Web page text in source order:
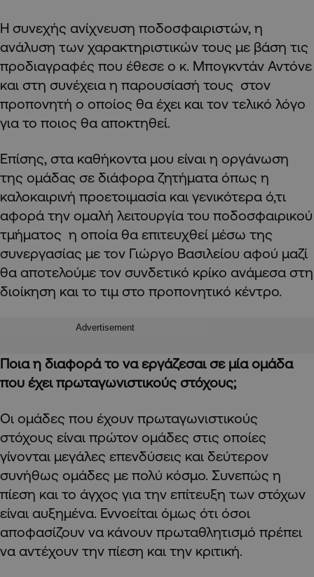
Η συνεχής ανίχνευση ποδοσφαιριστών, η
ανάλυση των χαρακτηριστικών τους με βάση τις
προδιαγραφές που έθεσε ο κ. Μπογκντάν Αντόνε
και στη συνέχεια η παρουσίασή τους στον
προπονητή ο οποίος θα έχει και τον τελικό λόγο
για το ποιος θα αποκτηθεί.
Επίσης, στα καθήκοντα μου είναι η οργάνωση
της ομάδας σε διάφορα ζητήματα όπως η
καλοκαιρινή προετοιμασία και γενικότερα ό,τι
αφορά την ομαλή λειτουργία του ποδοσφαιρικού
τμήματος η οποία θα επιτευχθεί μέσω της
συνεργασίας με τον Γιώργο Βασιλείου αφού μαζί
θα αποτελούμε τον συνδετικό κρίκο ανάμεσα στη
διοίκηση και το τιμ στο προπονητικό κέντρο.
Advertisement
Ποια η διαφορά το να εργάζεσαι σε μία ομάδα
που έχει πρωταγωνιστικούς στόχους;
Οι ομάδες που έχουν πρωταγωνιστικούς
στόχους είναι πρώτον ομάδες στις οποίες
γίνονται μεγάλες επενδύσεις και δεύτερον
συνήθως ομάδες με πολύ κόσμο. Συνεπώς η
πίεση και το άγχος για την επίτευξη των στόχων
είναι αυξημένα. Εννοείται όμως ότι όσοι
αποφασίζουν να κάνουν πρωταθλητισμό πρέπει
να αντέχουν την πίεση και την κριτική.